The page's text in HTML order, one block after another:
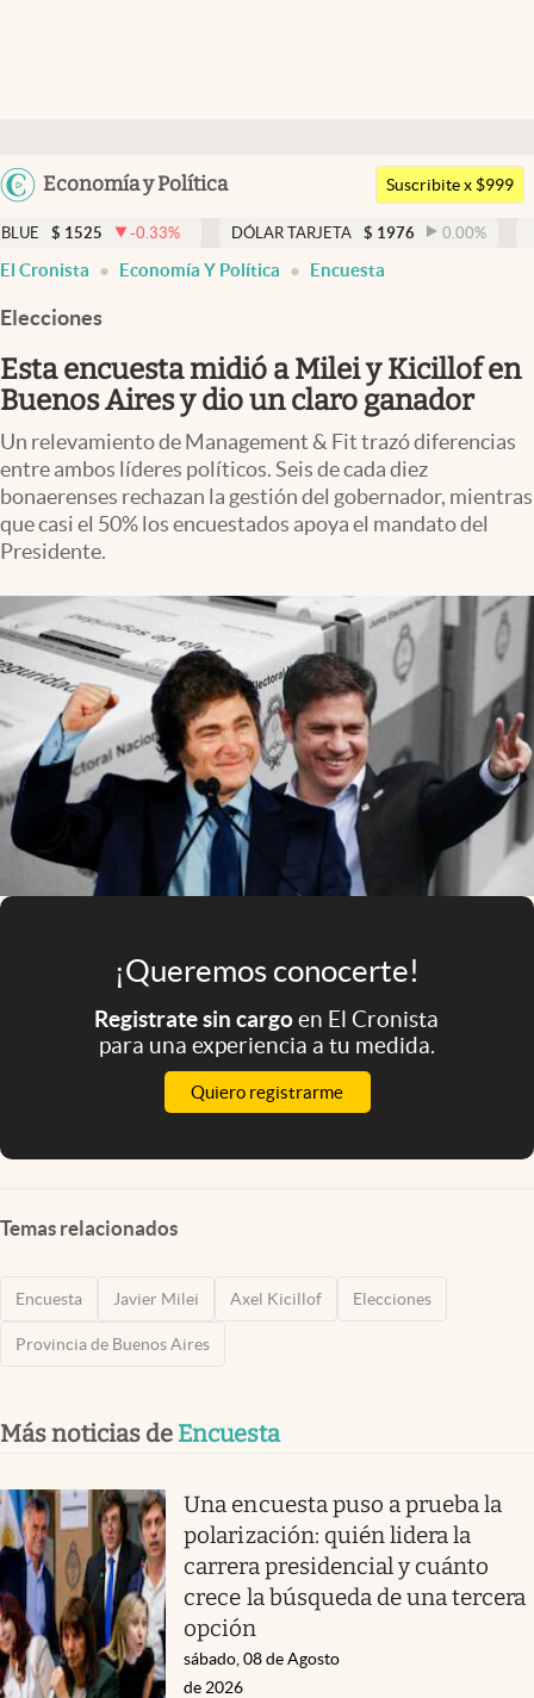
Argentina
Uruguay
Economía y Política
Members
Economía y Política
Finanzas y Mercados
Mercados Online
Negocios
Columnistas
Apertura
Infotechnology
Clase
Clima
Mundial 2026
Eventos Corporativos
El Cronista Studio
Mediakit
abre en nueva pestaña
Argentina
Suscribite x $999
-0.33% DÓLAR TARJETA $ 1976 0.00 % DÓLAR MEP
El Cronista Economía Y Política Encuesta
Elecciones
Esta encuesta midió a Milei y Kicillof en
Buenos Aires y dio un claro ganador
Un relevamiento de Management & Fit trazó diferencias
entre ambos líderes políticos. Seis de cada diez
bonaerenses rechazan la gestión del gobernador, mientras
que casi el 50% los encuestados apoya el mandato del
Presidente.
¡Queremos conocerte!
Registrate sin cargoen El Cronista
para una experiencia a tu medida.
Quiero registrarme
Temas relacionados
Encuesta Javier Milei Axel Kicillof Elecciones
Provincia de Buenos Aires
Más noticias de Encuesta
Una encuesta puso a prueba la
polarización: quién lidera la
carrera presidencial y cuánto
crece la búsqueda de una tercera
opción
sábado, 08 de Agosto
de 2026